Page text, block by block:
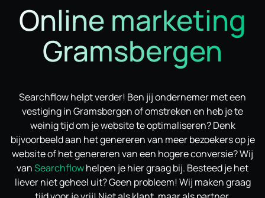
Online marketing
Gramsbergen
Searchflow helpt verder! Ben jij ondernemer met een
vestiging in Gramsbergen of omstreken en heb je te
weinig tijd om je website te optimaliseren? Denk
bijvoorbeeld aan het genereren van meer bezoekers op je
website of het genereren van een hogere conversie? Wij
vanSearchflowhelpen je hier graag bij. Besteed je het
liever niet geheel uit? Geen probleem! Wij maken graag